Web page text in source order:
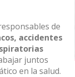
de
accidentes
juntos
en la salud.